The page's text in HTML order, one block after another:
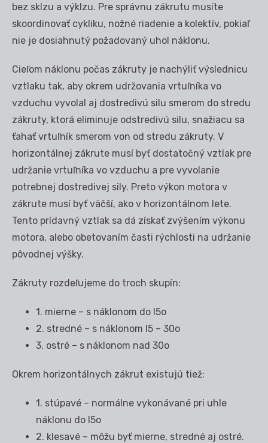
bez sklzu a výklzu. Pre správnu zákrutu musíte
skoordinovať cykliku, nožné riadenie a kolektív, pokiaľ
nie je dosiahnutý požadovaný uhol náklonu.
Cieľom náklonu počas zákruty je nachýliť výslednicu
vztlaku tak, aby okrem udržovania vrtuľníka vo
vzduchu vyvolal aj dostredivú silu smerom do stredu
zákruty, ktorá eliminuje odstredivú silu, snažiacu sa
ťahať vrtuľník smerom von od stredu zákruty. V
horizontálnej zákrute musí byť dostatočný vztlak pre
udržanie vrtuľníka vo vzduchu a pre vyvolanie
potrebnej dostredivej sily. Preto výkon motora v
zákrute musí byť väčší, ako v horizontálnom lete.
Tento prídavný vztlak sa dá získať zvýšením výkonu
motora, alebo obetovaním časti rýchlosti na udržanie
pôvodnej výšky.
Zákruty rozdeľujeme do troch skupín:
1. mierne – s náklonom do l5o
2. stredné – s náklonom l5 – 30o
3. ostré – s náklonom nad 30o
Okrem horizontálnych zákrut existujú tiež:
1. stúpavé – normálne vykonávané pri uhle
náklonu do l5o
2. klesavé – môžu byť mierne, stredné aj ostré.